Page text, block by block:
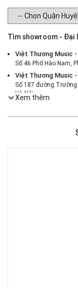
Tìm showroom - Đại
Việt Thương Music
Số 46 Phố Hào Nam,
Việt Thương Music
Số 187 đường Trường
Hà Nội
386 Cách Mạng
Việt Thương Music
Việt Thương Music
6F-01 Tầng 6 Trung
Phường Tân Mỹ,
Việt Thương Music
49E Phan Đăng Lưu,
Việt Thương Music
357 Cộng Hòa,
Việt Thương Music
6F Ngô Thời Nhiệm,
Việt Thương Music
Xem thêm